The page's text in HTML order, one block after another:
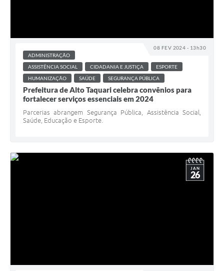
08 FEV 2024 - 13h30
ADMINISTRAÇÃO
ASSISTÊNCIA SOCIAL
CIDADANIA E JUSTIÇA
ESPORTE
HUMANIZAÇÃO
SAÚDE SEGURANÇA PÚBLICA
Prefeitura de Alto Taquari celebra convênios para
fortalecer serviços essenciais em 2024
Parcerias abrangem Segurança Pública, Assistência Social,
Saúde, Educação e Esporte.
JAN
26